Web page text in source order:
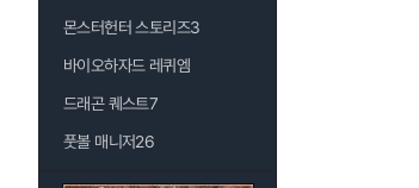
몬스터헌터 스토리즈3
바이오하자드 레퀴엠
드래곤 퀘스트7
풋볼 매니저26